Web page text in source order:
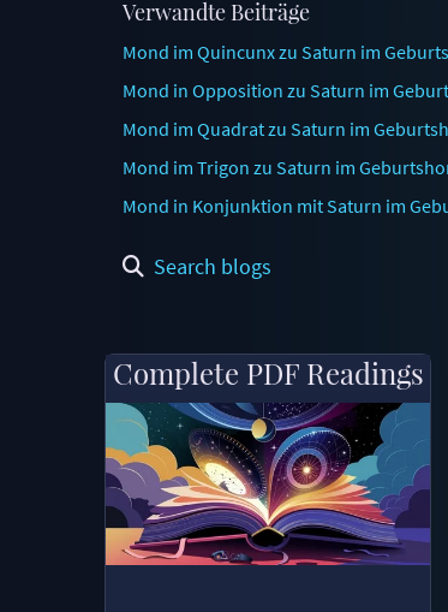
Verwandte Beiträge
Mond im Quincunx zu Saturn im
Mond in Opposition zu Saturn im
Mond im Quadrat zu Saturn im
Mond im Trigon zu Saturn im
Mond in Konjunktion mit Saturn im
Search blogs
Complete PDF Readings